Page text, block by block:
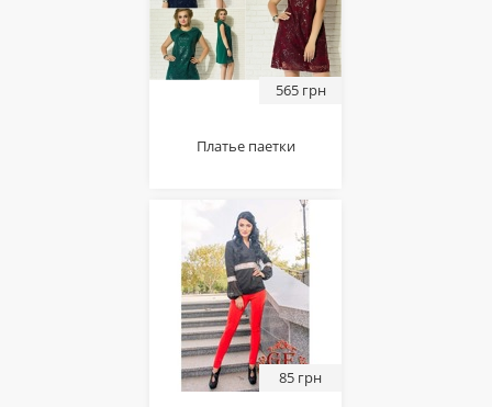
565 грн
Платье паетки
85 грн